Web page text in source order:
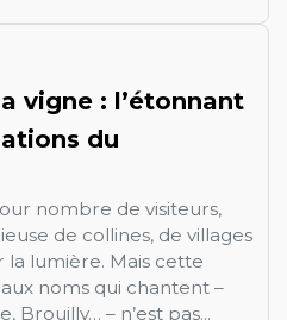
vigne : l’étonnant
du
nombre de visiteurs,
de collines, de villages
la lumière. Mais cette
noms qui chantent –
Brouilly… – n’est pas...